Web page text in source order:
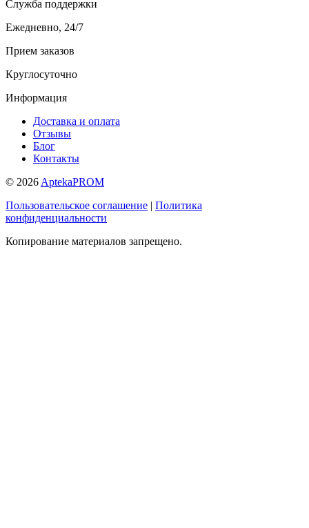
Служба поддержки
Ежедневно, 24/7
Прием заказов
Круглосуточно
Информация
Доставка и оплата
Отзывы
Блог
Контакты
© 2026 AptekaPROM
Пользовательское соглашение | Политика
конфиденциальности
Копирование материалов запрещено.